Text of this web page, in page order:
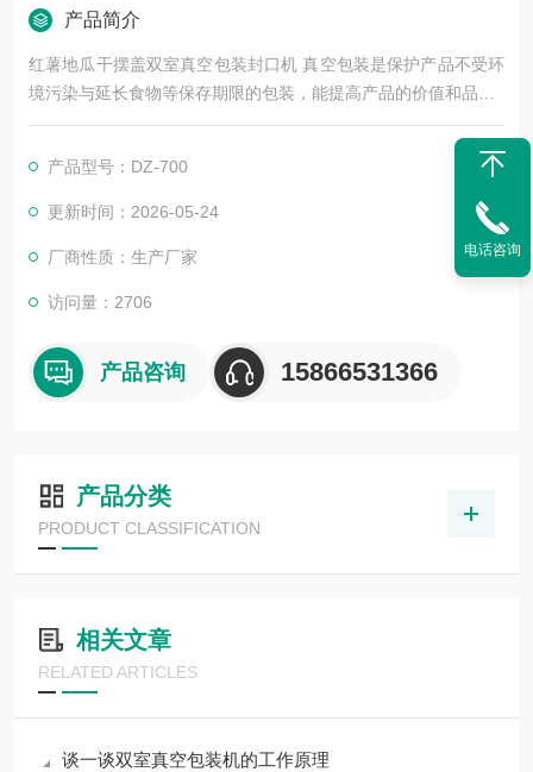
产品简介
红薯地瓜干摆盖双室真空包装封口机 真空包装是保护产品不受环
境污染与延长食物等保存期限的包装，能提高产品的价值和品质
。是为了减少包装内氧气含量，防止包装食品的霉腐变质，保持
产品型号：DZ-700
更新时间：2026-05-24
厂商性质：生产厂家
访问量：2706
产品咨询 15866531366
产品分类
PRODUCT CLASSIFICATION
相关文章
RELATED ARTICLES
谈一谈双室真空包装机的工作原理
电话咨询